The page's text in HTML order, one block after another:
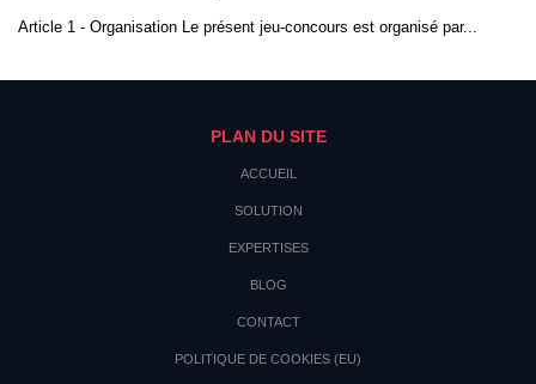
Article 1 - Organisation Le présent jeu-concours est organisé par...
PLAN DU SITE
ACCUEIL
SOLUTION
EXPERTISES
BLOG
CONTACT
POLITIQUE DE COOKIES (EU)